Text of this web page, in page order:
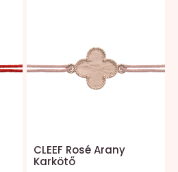
CLEEF Rosé Arany
Karkötő